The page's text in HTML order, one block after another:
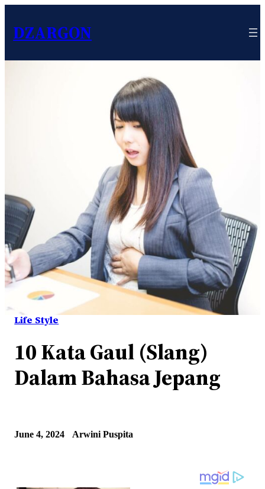
DZARGON
Life Style
10 Kata Gaul (Slang)
Dalam Bahasa Jepang
June 4, 2024 Arwini Puspita